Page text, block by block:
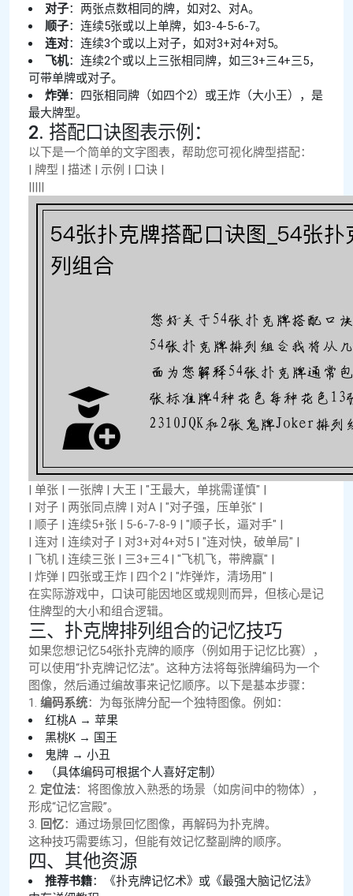
对子：两张点数相同的牌，如对2、对A。
顺子：连续5张或以上单牌，如3-4-5-6-7。
连对：连续3个或以上对子，如对3+对4+对5。
飞机：连续2个或以上三张相同牌，如三3+三4+三5，
可带单牌或对子。
炸弹：四张相同牌（如四个2）或王炸（大小王），是
最大牌型。
2. 搭配口诀图表示例：
以下是一个简单的文字图表，帮助您可视化牌型搭配：
| 牌型 | 描述 | 示例 | 口诀 |
|||||
| 单张 | 一张牌 | 大王 | "王最大，单挑需谨慎" |
| 对子 | 两张同点牌 | 对A | "对子强，压单张" |
| 顺子 | 连续5+张 | 5-6-7-8-9 | "顺子长，逼对手" |
| 连对 | 连续对子 | 对3+对4+对5 | "连对快，破单局" |
| 飞机 | 连续三张 | 三3+三4 | "飞机飞，带牌赢" |
| 炸弹 | 四张或王炸 | 四个2 | "炸弹炸，清场用" |
在实际游戏中，口诀可能因地区或规则而异，但核心是记
住牌型的大小和组合逻辑。
三、扑克牌排列组合的记忆技巧
如果您想记忆54张扑克牌的顺序（例如用于记忆比赛），
可以使用“扑克牌记忆法”。这种方法将每张牌编码为一个
图像，然后通过编故事来记忆顺序。以下是基本步骤：
1. 编码系统：为每张牌分配一个独特图像。例如：
红桃A → 苹果
黑桃K → 国王
鬼牌 → 小丑
（具体编码可根据个人喜好定制）
2. 定位法：将图像放入熟悉的场景（如房间中的物体），
形成“记忆宫殿”。
3. 回忆：通过场景回忆图像，再解码为扑克牌。
这种技巧需要练习，但能有效记忆整副牌的顺序。
四、其他资源
推荐书籍：《扑克牌记忆术》或《最强大脑记忆法》